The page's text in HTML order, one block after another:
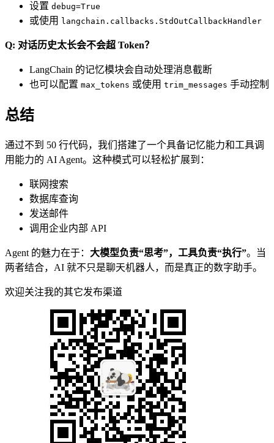
设置 debug=True
或使用 langchain.callbacks.StdOutCallbackHandler
Q: 对话历史太长会不会超 Token？
LangChain 的记忆模块会自动处理消息截断
也可以配置 max_tokens 或使用 trim_messages 手动控制
总结
通过不到 50 行代码，我们搭建了一个具备记忆能力和工具调
用能力的 AI Agent。这种模式可以轻松扩展到：
联网搜索
数据库查询
发送邮件
调用企业内部 API
Agent 的魅力在于： 大模型负责“思考”，工具负责“执行”。当
两者结合，AI 就不只是聊天机器人，而是真正的数字助手。
欢迎关注我的其它发布渠道